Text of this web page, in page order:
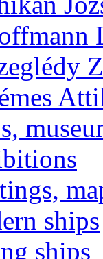
ships
ships